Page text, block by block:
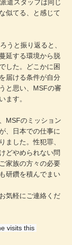
遣スタッフは同じ
似てる、と感じて
うと振り返ると、
延する環境から脱
した。どこかに困
届ける条件が自分
と思い、MSFの審
ます。
MSFのミッション
、日本での仕事に
ました。性犯罪、
どやめられない問
家族の方々の必要
研鑽を積んでまい
気軽にご連絡くだ
visits this